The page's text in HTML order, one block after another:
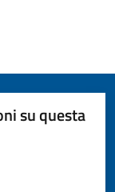
su questa